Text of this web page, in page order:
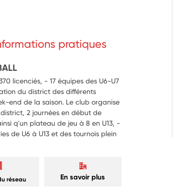
pratiques
licenciés, - 17 équipes des U6-U7
du district des différents
end de la saison. Le club organise
2 journées en début de
q'un plateau de jeu à 8 en U13, -
de U6 à U13 et des tournois plein
réseau En savoir plus